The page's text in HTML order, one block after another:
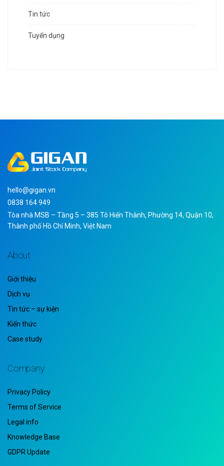
Tin tức
Tuyển dụng
hello@gigan.vn
0838 164 949
Tòa nhà MSB – Tầng 5 – 385 Tô Hiến Thành, Phường 14, Quận 10,
Thành phố Hồ Chí Minh, Việt Nam
About
Giới thiệu
Dịch vụ
Tin tức – sự kiện
Kiến thức
Case study
Company
Privacy Policy
Terms of Service
Legal info
Knowledge Base
GDPR Update